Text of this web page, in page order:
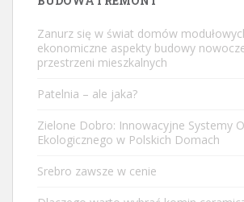
Zanurz się w świat domów
ekonomiczne aspekty budowy
przestrzeni mieszkalnych
Patelnia – ale jaka?
Zielone Dobro: Innowacyjne Systemy
Ekologicznego w Polskich Domach
Srebro zawsze w cenie